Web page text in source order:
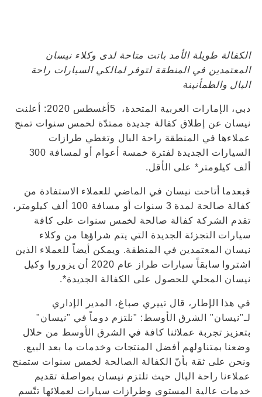
الكفالة طويلة الأمد باتت متاحة لدى وكلاء نيسان
المعتمدين في المنطقة لتوفر لمالكي السيارات راحة
البال والطمأنينة
دبي، الإمارات العربية المتحدة، 5أغسطس 2020: أعلنت
نيسان عن إطلاق كفالة جديدة ممتدّة لخمس سنوات تمنح
عملاءها في المنطقة راحة البال وتغطي طرازات
السيارات الجديدة لفترة خمسة أعوام أو لمسافة 300
ألف كيلومتر* على الأقل.
فبعدما أتاحت نيسان في الماضي للعملاء الاستفادة من
كفالة صالحة لمدة 3 سنوات أو مسافة 100 ألف كيلومتر،
تقدم الشركة كفالة صالحة لخمس سنوات على كافة
سيارات التجزئة الجديدة التي يتم شراؤها من وكلاء
نيسان المعتمدين في المنطقة. ويمكن أيضاً للعملاء الذين
اشتروا سابقاً سيارات طراز عام 2020 أن يزوروا وكيل
نيسان المحلي للحصول على الكفالة الجديدة*.
في هذا الإطار، قال تييري صباغ، المدير الإداري
لـ"نيسان" الشرق الأوسط: "نلتزم دوماً في "نيسان"
بتعزيز تجربة عملائنا كافة في الشرق الأوسط من خلال
وضعنا بمتناولهم أفضل المنتجات وخدمات ما بعد البيع.
ونحن على ثقة بأنّ الكفالة الصالحة لخمس سنوات ستمنح
عملاءنا راحة البال حيث تلتزم نيسان بمواصلة تقديم
خدمات عالية المستوى وطرازات سيارات لعملائها تتّسم